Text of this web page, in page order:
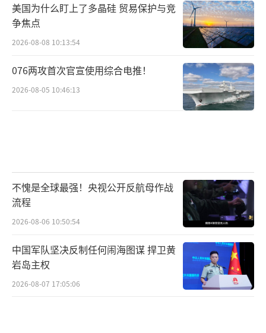
美国为什么盯上了多晶硅 贸易保护与竞
争焦点
2026-08-08 10:13:54
076两攻首次官宣使用综合电推！
2026-08-05 10:46:13
不愧是全球最强！央视公开反航母作战
流程
2026-08-06 10:50:54
中国军队坚决反制任何闹海图谋 捍卫黄
岩岛主权
2026-08-07 17:05:06